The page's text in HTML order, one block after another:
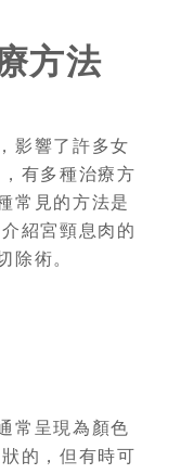
方法
影響了許多女
有多種治療方
常見的方法是
紹宮頸息肉的
除術。
常呈現為顏色
的，但有時可